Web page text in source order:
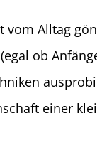
vom Alltag
ob
einer